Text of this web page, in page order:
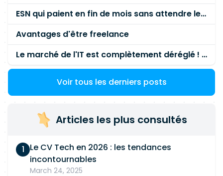
ESN qui paient en fin de mois sans attendre le paiement client ?
Avantages d'être freelance
Le marché de l'IT est complètement déréglé ! STOP à cette mascarade ! Il faut s'unir et résister !
Voir tous les derniers posts
Articles les plus consultés
Le CV Tech en 2026 : les tendances
incontournables
March 24, 2025